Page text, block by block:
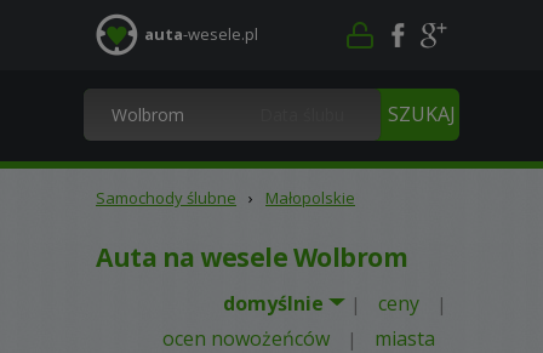
auta-wesele.pl
Samochody ślubne › Małopolskie
Auta na wesele Wolbrom
domyślnie | ceny |
ocen nowożeńców | miasta